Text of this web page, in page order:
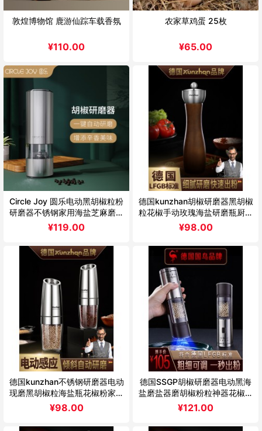
敦煌博物馆 鹿游仙踪车载香氛
¥110.00
农家草鸡蛋 25枚
¥65.00
Circle Joy 圆乐电动黑胡椒粒粉
研磨器不锈钢家用海盐芝麻磨碾
粉
¥119.00
德国kunzhan胡椒研磨器黑胡椒
粒花椒手动玫瑰海盐研磨瓶厨房
家用
¥98.00
德国kunzhan不锈钢研磨器电动
现磨黑胡椒粒海盐瓶花椒粉家用
厨房
¥98.00
德国SSGP胡椒研磨器电动黑海
盐磨盐器磨胡椒粉粒神器花椒研
磨瓶
¥121.00